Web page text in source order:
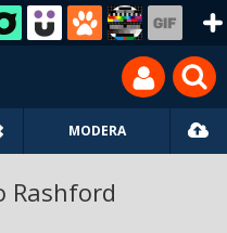
MODERA
Rashford